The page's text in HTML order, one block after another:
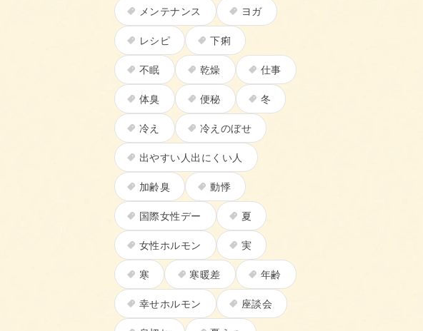
メンテナンス ヨガ
レシピ 下痢
不眠 乾燥 仕事
体臭 便秘 冬
冷え 冷えのぼせ
出やすい人出にくい人
加齢臭 動悸
国際女性デー 夏
女性ホルモン 実
寒 寒暖差 年齢
幸せホルモン 座談会